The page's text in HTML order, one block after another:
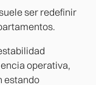
ser redefinir
operativa,
estando